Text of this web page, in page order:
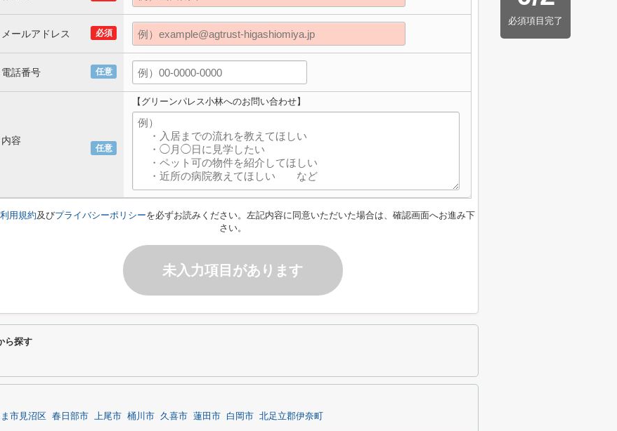
必須項目完了
必須
メールアドレス
任意
電話番号
任意
内容
【グリーンパレス小林へのお問い合わせ】
利用規約及びプライバシーポリシーを必ずお読みください。左記内容に同意いただいた場合は、確認画面へお進み下
さい。
未入力項目があります
ら探す
市見沼区 春日部市 上尾市 桶川市 久喜市 蓮田市 白岡市 北足立郡伊奈町